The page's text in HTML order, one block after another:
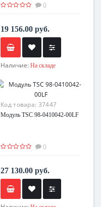
0
19 156.00 руб.
Наличие: На складе
Код товара: 37447
Модуль TSC 98-0410042-00LF
0
27 130.00 руб.